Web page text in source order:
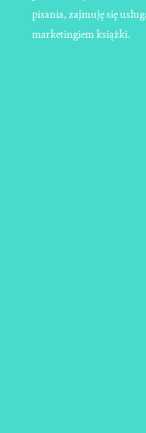
pisania, zajmuję się
marketingiem książki.